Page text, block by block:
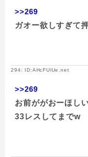
>>269
ガオー欲しすぎて
294: ID:AHcFUlUe.net
>>269
お前ががおーほし
33レスしてまでw